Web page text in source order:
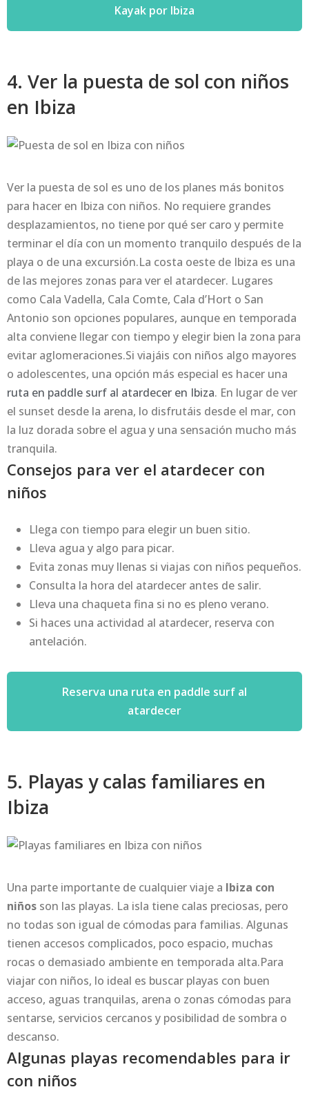
Kayak por Ibiza
4. Ver la puesta de sol con niños
en Ibiza
Ver la puesta de sol es uno de los planes más bonitos
para hacer en Ibiza con niños. No requiere grandes
desplazamientos, no tiene por qué ser caro y permite
terminar el día con un momento tranquilo después de la
playa o de una excursión.La costa oeste de Ibiza es una
de las mejores zonas para ver el atardecer. Lugares
como Cala Vadella, Cala Comte, Cala d’Hort o San
Antonio son opciones populares, aunque en temporada
alta conviene llegar con tiempo y elegir bien la zona para
evitar aglomeraciones.Si viajáis con niños algo mayores
o adolescentes, una opción más especial es hacer una
ruta en paddle surf al atardecer en Ibiza. En lugar de ver
el sunset desde la arena, lo disfrutáis desde el mar, con
la luz dorada sobre el agua y una sensación mucho más
tranquila.
Consejos para ver el atardecer con
niños
Llega con tiempo para elegir un buen sitio.
Lleva agua y algo para picar.
Evita zonas muy llenas si viajas con niños pequeños.
Consulta la hora del atardecer antes de salir.
Lleva una chaqueta fina si no es pleno verano.
Si haces una actividad al atardecer, reserva con
antelación.
Reserva una ruta en paddle surf al
atardecer
5. Playas y calas familiares en
Ibiza
Una parte importante de cualquier viaje a Ibiza con
niños son las playas. La isla tiene calas preciosas, pero
no todas son igual de cómodas para familias. Algunas
tienen accesos complicados, poco espacio, muchas
rocas o demasiado ambiente en temporada alta.Para
viajar con niños, lo ideal es buscar playas con buen
acceso, aguas tranquilas, arena o zonas cómodas para
sentarse, servicios cercanos y posibilidad de sombra o
descanso.
Algunas playas recomendables para ir
con niños